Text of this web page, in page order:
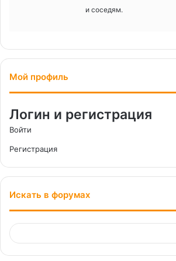
и соседям.
Мой профиль
Логин и регистрация
Войти
Регистрация
Искать в форумах